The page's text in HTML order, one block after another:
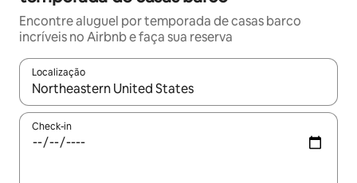
Encontre aluguel por temporada de casas barco
incríveis no Airbnb e faça sua reserva
Localização
Quando os resultados estiverem disponíveis, explore-os
Check-in